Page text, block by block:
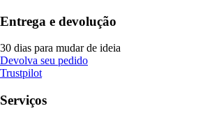
Entrega e devolução
30 dias para mudar de ideia
Devolva seu pedido
Trustpilot
Serviços